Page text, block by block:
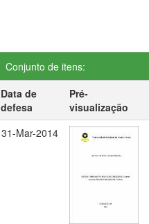
Conjunto de itens:
Data de
defesa
Pré-
visualização
31-Mar-2014